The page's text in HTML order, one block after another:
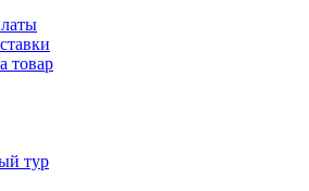
товар
тур